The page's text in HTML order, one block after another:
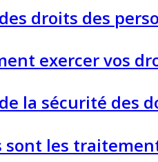
droits des
exercer vos
la sécurité des
sont les